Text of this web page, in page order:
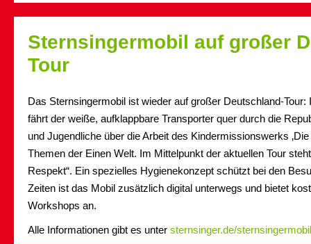
Sternsingermobil auf großer
Tour
Das Sternsingermobil ist wieder auf großer Deutschland-
fährt der weiße, aufklappbare Transporter quer durch die
und Jugendliche über die Arbeit des Kindermissionswerks ‚Die
Themen der Einen Welt. Im Mittelpunkt der aktuellen Tour
Respekt“. Ein spezielles Hygienekonzept schützt bei den
Zeiten ist das Mobil zusätzlich digital unterwegs und bietet
Workshops an.
Alle Informationen gibt es unter sternsinger.de/sternsingermobil